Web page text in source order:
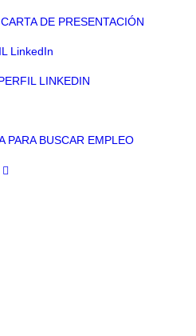
DE PRESENTACIÓN
LinkedIn
LINKEDIN
PARA BUSCAR EMPLEO